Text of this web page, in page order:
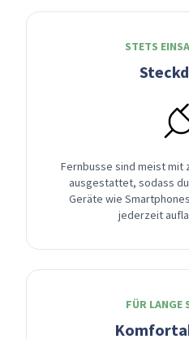
STETS
Fernbusse sind meist mit
ausgestattet, sodass
Geräte wie
jederzeit
FÜR LANGE